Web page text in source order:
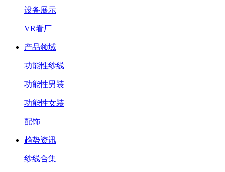
设备展示
VR看厂
产品领域
功能性纱线
功能性男装
功能性女装
配饰
趋势资讯
纱线合集